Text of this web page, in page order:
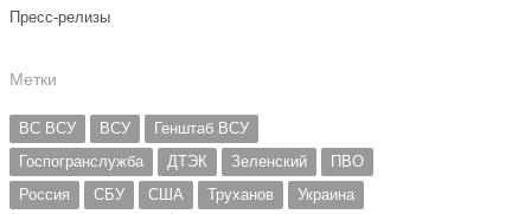
Пресс-релизы
Метки
ВС ВСУ ВСУ
Генштаб ВСУ
Госпогранслужба
ДТЭК Зеленский
ПВО
Россия
СБУ США Труханов
Украина